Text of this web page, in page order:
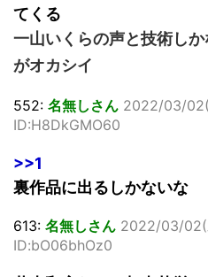
てくる
一山いくらの声と技術し
がオカシイ
552: 名無しさん 2022/03/
ID:H8DkGMO60
>>1
裏作品に出るしかないな
613: 名無しさん 2022/03/
ID:bO06bhOz0